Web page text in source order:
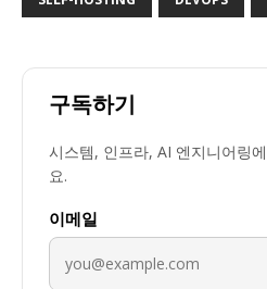
구독하기
시스템, 인프라, AI 엔지니어링
요.
이메일